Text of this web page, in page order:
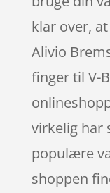
klar over,
Alivio
finger til V-
virkelig har
populære
shoppen